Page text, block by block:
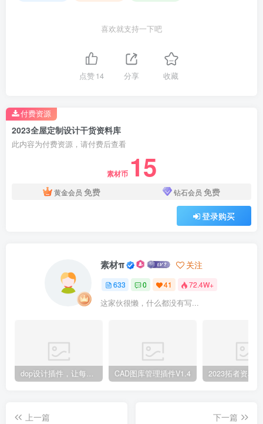
喜欢就支持一下吧
点赞14 分享 收藏
2023全屋定制设计干货资料库
此内容为付费资源，请付费后查看
素材币 15
黄金会员 免费 钻石会员 免费
登录购买
付费资源
素材π 关注
633 0 41 72.4W+
这家伙很懒，什么都没有写...
dop设计插件，让每个设计师都能享受到CAD制图的乐趣 CAD图库管理插件V1.4
上一篇 下一篇